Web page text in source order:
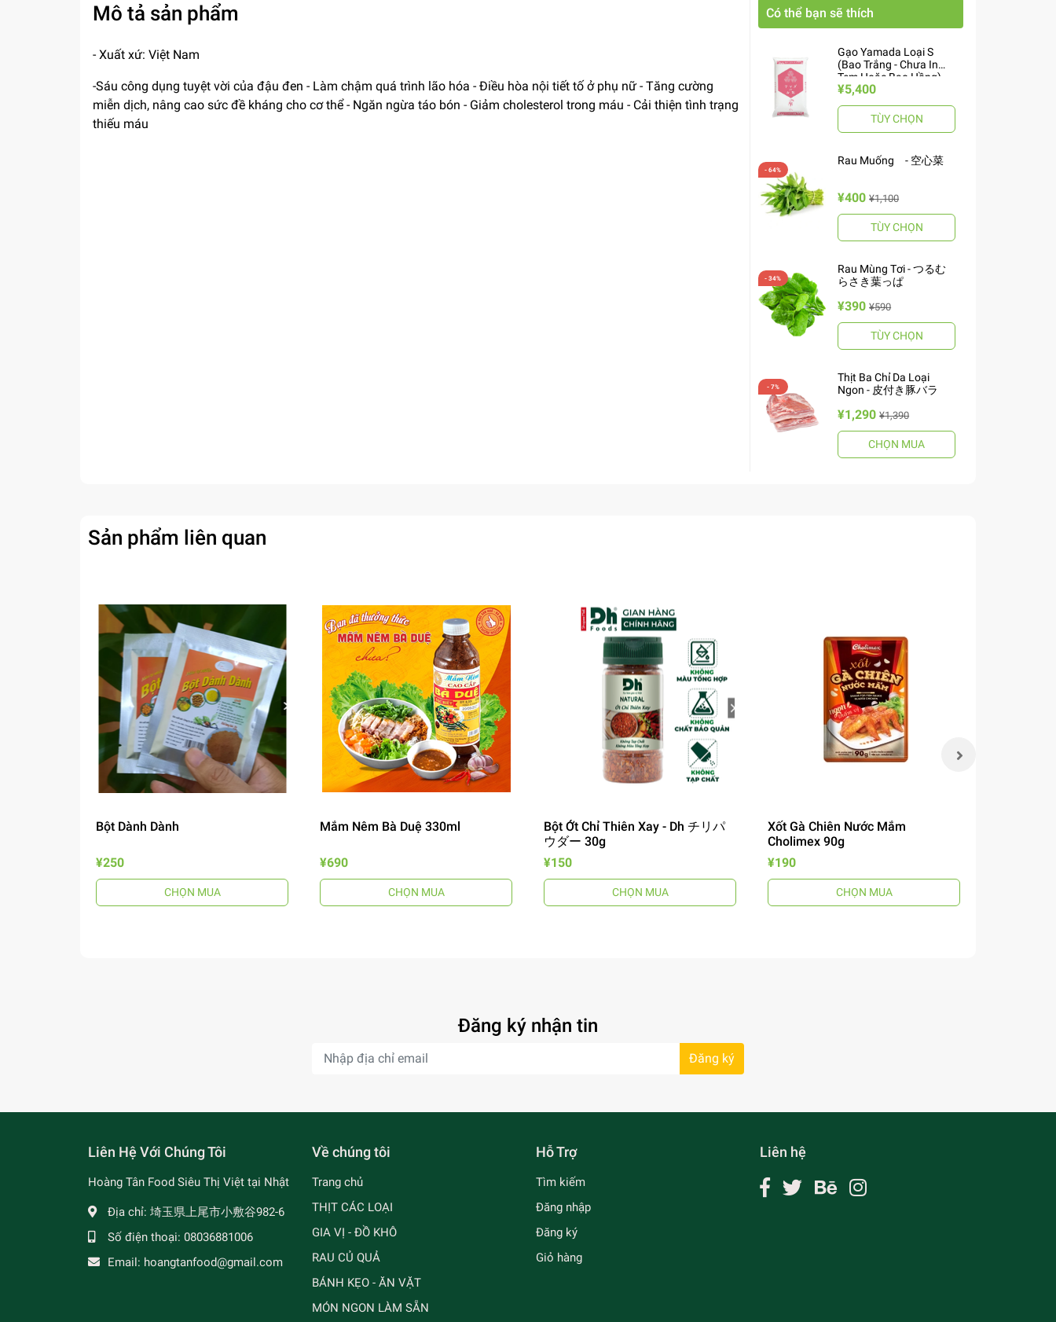
Mô tả sản phẩm
- Xuất xứ: Việt Nam
-Sáu công dụng tuyệt vời của đậu đen - Làm chậm quá trình lão hóa - Điều hòa nội tiết tố ở phụ nữ - Tăng cường
miễn dịch, nâng cao sức đề kháng cho cơ thể - Ngăn ngừa táo bón - Giảm cholesterol trong máu - Cải thiện tình trạng
thiếu máu
Có thể bạn sẽ thích
Gạo Yamada Loại S
(Bao Trắng - Chưa In
Tem Hoặc Bao Hồng)
10kg ヤマダお米 S
¥5,400
TÙY CHỌN
Rau Muống - 空心菜
¥400 ¥1,100
TÙY CHỌN
Rau Mùng Tơi - つるむ
らさき葉っぱ
¥390 ¥590
TÙY CHỌN
Thịt Ba Chỉ Da Loại
Ngon - 皮付き豚バラ
¥1,290 ¥1,390
CHỌN MUA
Sản phẩm liên quan
Bột Dành Dành
¥250
CHỌN MUA
Mắm Nêm Bà Duệ 330ml
¥690
CHỌN MUA
Bột Ớt Chỉ Thiên Xay - Dh チリパ
ウダー 30g
¥150
CHỌN MUA
Xốt Gà Chiên Nước Mắm
Cholimex 90g
¥190
CHỌN MUA
Đăng ký nhận tin
Đăng ký
Liên Hệ Với Chúng Tôi
Hoàng Tân Food Siêu Thị Việt tại Nhật
Địa chỉ: 埼玉県上尾市小敷谷982-6
Số điện thoại: 08036881006
Email: hoangtanfood@gmail.com
Về chúng tôi
Trang chủ
THỊT CÁC LOẠI
GIA VỊ - ĐỒ KHÔ
RAU CỦ QUẢ
BÁNH KẸO - ĂN VẶT
MÓN NGON LÀM SẴN
Hỗ Trợ
Tìm kiếm
Đăng nhập
Đăng ký
Giỏ hàng
Liên hệ